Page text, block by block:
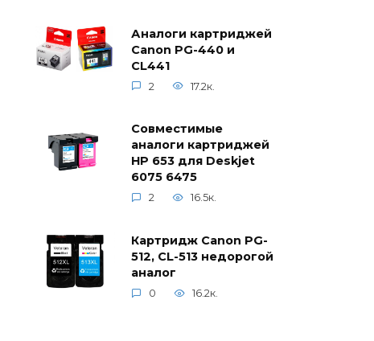
Аналоги картриджей
Canon PG-440 и
CL441
2 17.2к.
Совместимые
аналоги картриджей
HP 653 для Deskjet
6075 6475
2 16.5к.
Картридж Canon PG-
512, CL-513 недорогой
аналог
0 16.2к.